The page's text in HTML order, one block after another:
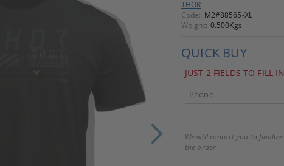
THOR
Code: M2#88565-XL
Weight: 0.500Kgs
QUICK BUY
JUST 2 FIELDS TO FILL IN
We will contact you to finalize
the order